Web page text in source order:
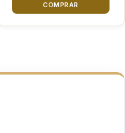
COMPRAR